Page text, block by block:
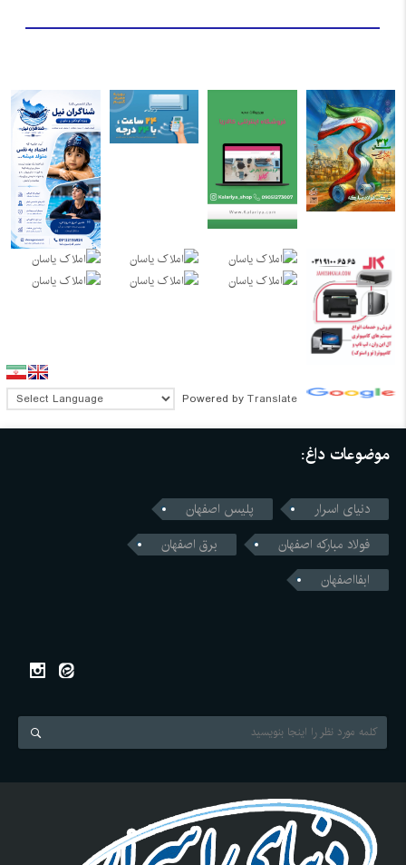
Powered by Translate
موضوعات داغ:
دنیای اسرار
پلیس اصفهان
فولاد مبارکه اصفهان
برق اصفهان
ابفااصفهان